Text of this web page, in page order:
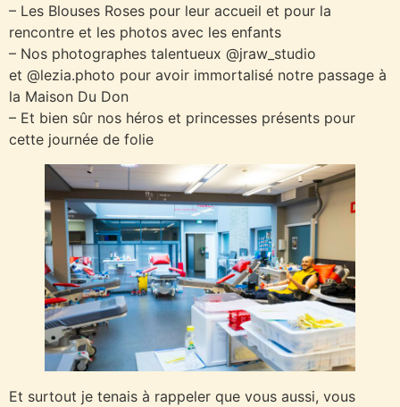
– Les Blouses Roses pour leur accueil et pour la
rencontre et les photos avec les enfants
– Nos photographes talentueux @jraw_studio
et @lezia.photo pour avoir immortalisé notre passage à
la Maison Du Don
– Et bien sûr nos héros et princesses présents pour
cette journée de folie
Et surtout je tenais à rappeler que vous aussi, vous